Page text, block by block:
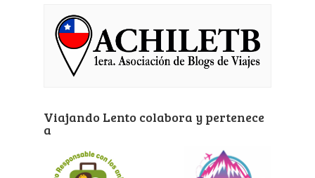
Viajando Lento colabora y pertenece
a